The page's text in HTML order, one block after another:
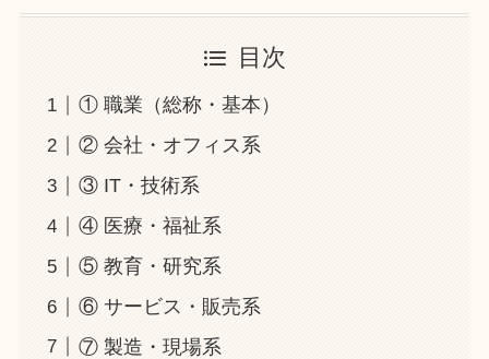
目次
① 職業（総称・基本）
② 会社・オフィス系
③ IT・技術系
④ 医療・福祉系
⑤ 教育・研究系
⑥ サービス・販売系
⑦ 製造・現場系